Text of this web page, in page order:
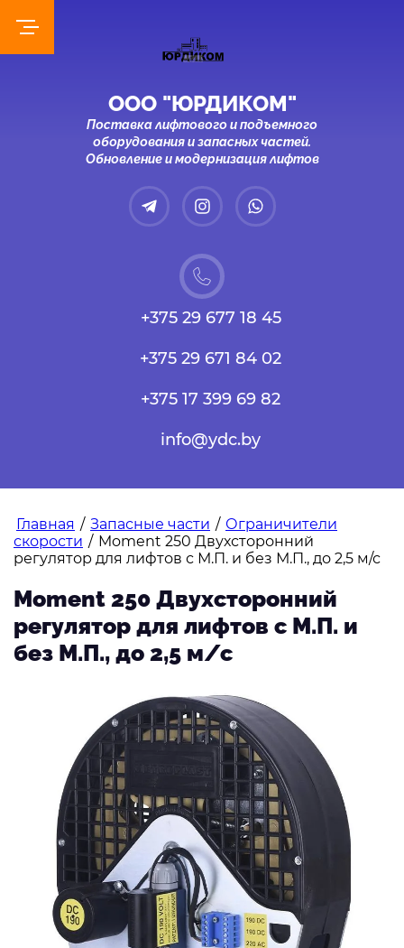
ООО "ЮРДИКОМ"
Поставка лифтового и подъемного
оборудования и запасных частей.
Обновление и модернизация лифтов
+375 29 677 18 45
+375 29 671 84 02
+375 17 399 69 82
info@ydc.by
Главная / Запасные части / Ограничители
скорости / Moment 250 Двухсторонний
регулятор для лифтов с М.П. и без М.П., до 2,5 м/с
Moment 250 Двухсторонний
регулятор для лифтов с М.П. и
без М.П., до 2,5 м/с